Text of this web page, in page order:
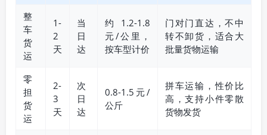
整
车
货
运
1-
2
天
当
日
达
约1.2-1.8
元/公里，
按车型计价
门对门直达，不中
转不卸货，适合大
批量货物运输
零
担
货
运
2-
3
天
次
日
达
0.8-1.5元/
公斤
拼车运输，性价比
高，支持小件零散
货物发货